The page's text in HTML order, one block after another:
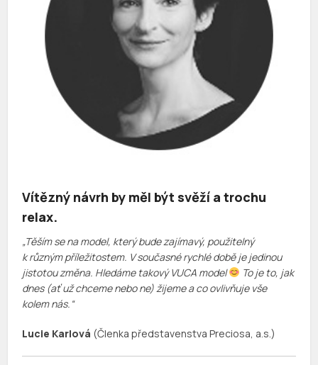
Vítězný návrh by měl být svěží a trochu
relax.
„Těším se na model, který bude zajímavý, použitelný
k různým příležitostem. V současné rychlé době je jedinou
jistotou změna. Hledáme takový VUCA model
To je to, jak
dnes (ať už chceme nebo ne) žijeme a co ovlivňuje vše
kolem nás.“
Lucie Karlová (Členka představenstva Preciosa, a.s.)